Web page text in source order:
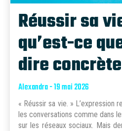
Réussir sa
qu’est-ce
dire
Alexandra - 19 mai 2026
« Réussir sa vie. » L’expression
les conversations comme dans
sur les réseaux sociaux. Mais